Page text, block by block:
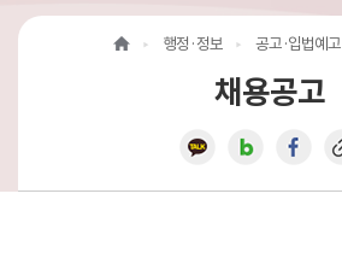
구
행정·정보 공고·입법예고
채용공고